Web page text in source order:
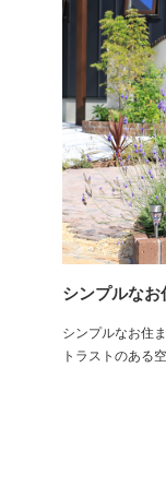
シンプルな
シンプルなお住
トラストのある